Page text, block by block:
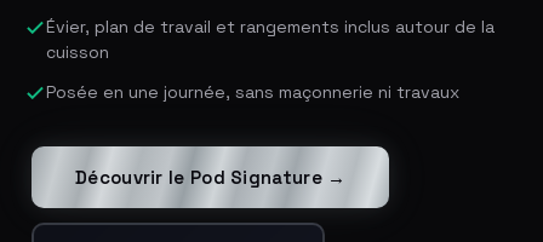
Évier, plan de travail et rangements inclus autour de la
cuisson
Posée en une journée, sans maçonnerie ni travaux
Découvrir le Pod Signature →